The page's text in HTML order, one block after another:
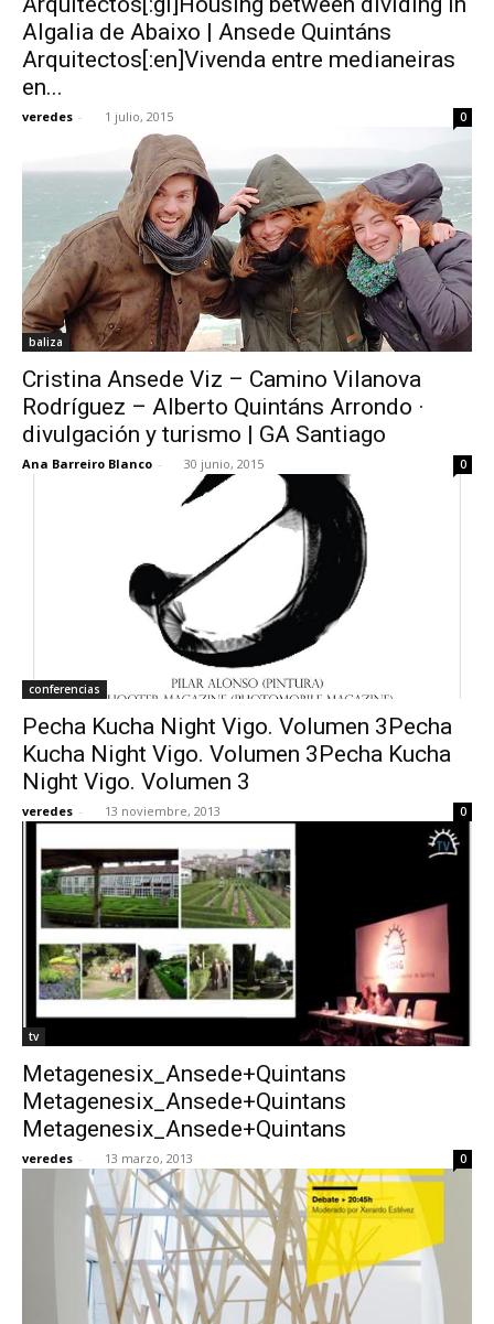
Algalia de Abaixo | Ansede Quintáns
Arquitectos[:en]Vivenda entre medianeiras
en...
veredes - 1 julio, 2015 0
baliza
Cristina Ansede Viz – Camino Vilanova
Rodríguez – Alberto Quintáns Arrondo ·
divulgación y turismo | GA Santiago
Ana Barreiro Blanco - 30 junio, 2015 0
conferencias
Pecha Kucha Night Vigo. Volumen 3Pecha
Kucha Night Vigo. Volumen 3Pecha Kucha
Night Vigo. Volumen 3
veredes - 13 noviembre, 2013 0
tv
Metagenesix_Ansede+Quintans
Metagenesix_Ansede+Quintans
Metagenesix_Ansede+Quintans
veredes - 13 marzo, 2013 0